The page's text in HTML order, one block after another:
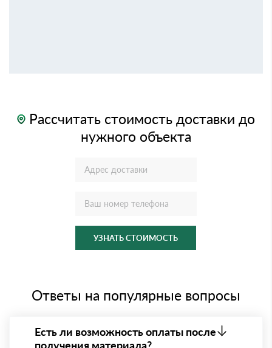
Рассчитать стоимость доставки до
нужного объекта
УЗНАТЬ СТОИМОСТЬ
Ответы на популярные вопросы
Есть ли возможность оплаты после
получения материала?